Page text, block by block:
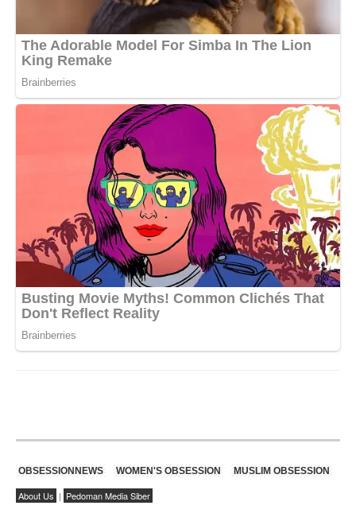
OBSESSIONNEWS WOMEN'S OBSESSION MUSLIM OBSESSION
About Us | Pedoman Media Siber